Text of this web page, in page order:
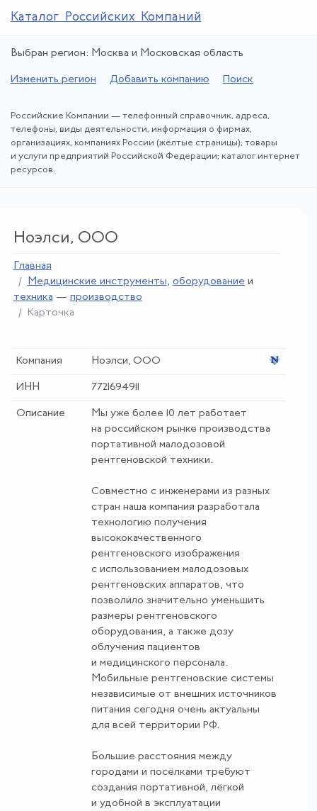
Каталог Российских Компаний
Выбран регион: Москва и Московская область
Изменить регион Добавить компанию Поиск
Российские Компании — телефонный справочник, адреса,
телефоны, виды деятельности, информация о фирмах,
организациях, компаниях России (жёлтые страницы); товары
и услуги предприятий Российской Федерации; каталог интернет
ресурсов.
Ноэлси, ООО
Главная
Медицинские инструменты, оборудование и
техника — производство
Карточка
Компания Ноэлси, ООО
ИНН 7721694911
Описание
Мы уже более 10 лет работает
на российском рынке производства
портативной малодозовой
рентгеновской техники.
Совместно с инженерами из разных
стран наша компания разработала
технологию получения
высококачественного
рентгеновского изображения
с использованием малодозовых
рентгеновских аппаратов, что
позволило значительно уменьшить
размеры рентгеновского
оборудования, а также дозу
облучения пациентов
и медицинского персонала.
Мобильные рентгеновские системы
независимые от внешних источников
питания сегодня очень актуальны
для всей территории РФ.
Большие расстояния между
городами и посёлками требуют
создания портативной, лёгкой
и удобной в эксплуатации